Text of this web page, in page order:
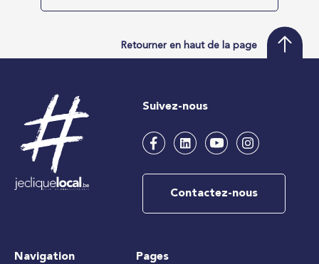
Retourner en haut de la page
Suivez-nous
Contactez-nous
Navigation Pages